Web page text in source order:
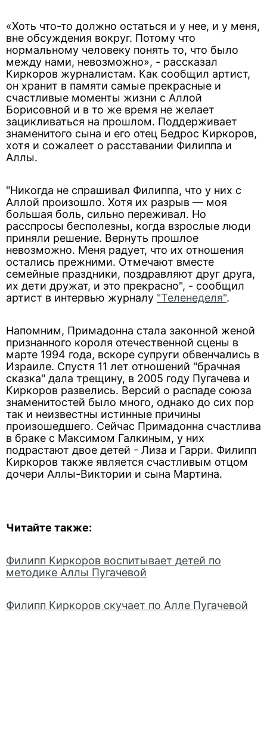
«Хоть что-то должно остаться и у нее, и у меня,
вне обсуждения вокруг. Потому что
нормальному человеку понять то, что было
между нами, невозможно», - рассказал
Киркоров журналистам. Как сообщил артист,
он хранит в памяти самые прекрасные и
счастливые моменты жизни с Аллой
Борисовной и в то же время не желает
зацикливаться на прошлом. Поддерживает
знаменитого сына и его отец Бедрос Киркоров,
хотя и сожалеет о расставании Филиппа и
Аллы.
"Никогда не спрашивал Филиппа, что у них с
Аллой произошло. Хотя их разрыв — моя
большая боль, сильно переживал. Но
расспросы бесполезны, когда взрослые люди
приняли решение. Вернуть прошлое
невозможно. Меня радует, что их отношения
остались прежними. Отмечают вместе
семейные праздники, поздравляют друг друга,
их дети дружат, и это прекрасно", - сообщил
артист в интервью журналу "Теленеделя".
Напомним, Примадонна стала законной женой
признанного короля отечественной сцены в
марте 1994 года, вскоре супруги обвенчались в
Израиле. Спустя 11 лет отношений "брачная
сказка" дала трещину, в 2005 году Пугачева и
Киркоров развелись. Версий о распаде союза
знаменитостей было много, однако до сих пор
так и неизвестны истинные причины
произошедшего. Сейчас Примадонна счастлива
в браке с Максимом Галкиным, у них
подрастают двое детей - Лиза и Гарри. Филипп
Киркоров также является счастливым отцом
дочери Аллы-Виктории и сына Мартина.
Читайте также:
Филипп Киркоров воспитывает детей по
методике Аллы Пугачевой
Филипп Киркоров скучает по Алле Пугачевой